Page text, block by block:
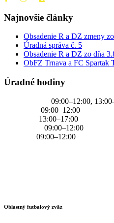
Najnovšie články
Obsadenie R a DZ zmeny
Úradná správa č. 5
Obsadenie R a DZ zo dňa
ObFZ Trnava a FC Spartak
Úradné hodiny
09:00–12:00,
09:00–12:00
13:00–17:00
09:00–12:00
09:00–12:00
Oblastný futbalový zväz